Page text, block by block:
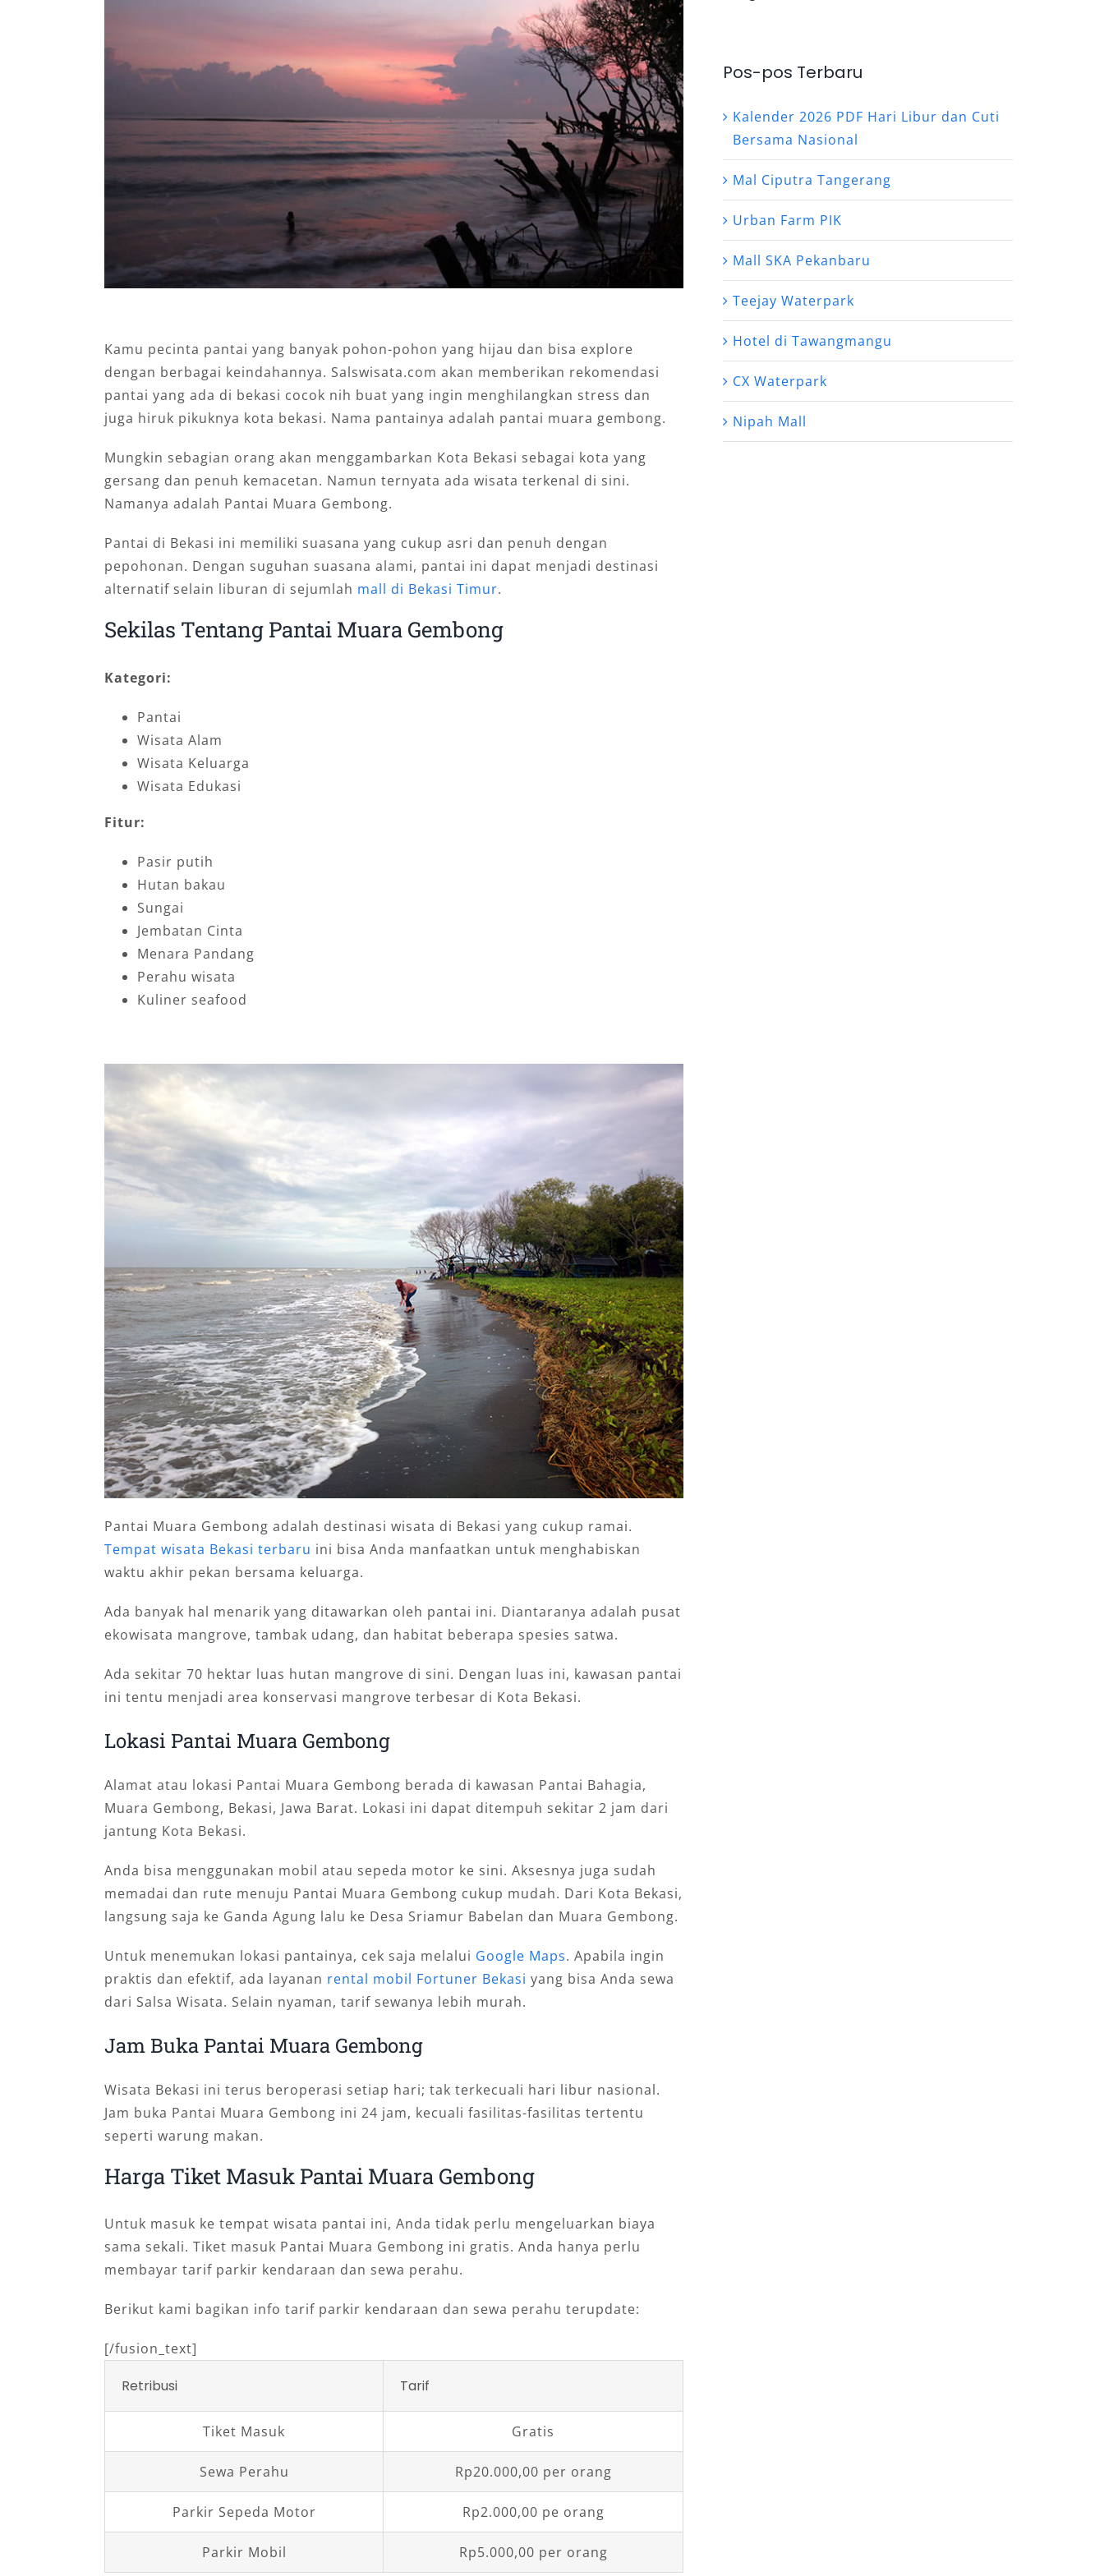
Kamu pecinta pantai yang banyak pohon-pohon yang hijau dan bisa explore
dengan berbagai keindahannya. Salswisata.com akan memberikan rekomendasi
pantai yang ada di bekasi cocok nih buat yang ingin menghilangkan stress dan
juga hiruk pikuknya kota bekasi. Nama pantainya adalah pantai muara gembong.
Mungkin sebagian orang akan menggambarkan Kota Bekasi sebagai kota yang
gersang dan penuh kemacetan. Namun ternyata ada wisata terkenal di sini.
Namanya adalah Pantai Muara Gembong.
Pantai di Bekasi ini memiliki suasana yang cukup asri dan penuh dengan
pepohonan. Dengan suguhan suasana alami, pantai ini dapat menjadi destinasi
alternatif selain liburan di sejumlah mall di Bekasi Timur.
Sekilas Tentang Pantai Muara Gembong
Kategori:
Pantai
Wisata Alam
Wisata Keluarga
Wisata Edukasi
Fitur:
Pasir putih
Hutan bakau
Sungai
Jembatan Cinta
Menara Pandang
Perahu wisata
Kuliner seafood
Pantai Muara Gembong adalah destinasi wisata di Bekasi yang cukup ramai.
Tempat wisata Bekasi terbaru ini bisa Anda manfaatkan untuk menghabiskan
waktu akhir pekan bersama keluarga.
Ada banyak hal menarik yang ditawarkan oleh pantai ini. Diantaranya adalah pusat
ekowisata mangrove, tambak udang, dan habitat beberapa spesies satwa.
Ada sekitar 70 hektar luas hutan mangrove di sini. Dengan luas ini, kawasan pantai
ini tentu menjadi area konservasi mangrove terbesar di Kota Bekasi.
Lokasi Pantai Muara Gembong
Alamat atau lokasi Pantai Muara Gembong berada di kawasan Pantai Bahagia,
Muara Gembong, Bekasi, Jawa Barat. Lokasi ini dapat ditempuh sekitar 2 jam dari
jantung Kota Bekasi.
Anda bisa menggunakan mobil atau sepeda motor ke sini. Aksesnya juga sudah
memadai dan rute menuju Pantai Muara Gembong cukup mudah. Dari Kota Bekasi,
langsung saja ke Ganda Agung lalu ke Desa Sriamur Babelan dan Muara Gembong.
Untuk menemukan lokasi pantainya, cek saja melalui Google Maps. Apabila ingin
praktis dan efektif, ada layanan rental mobil Fortuner Bekasi yang bisa Anda sewa
dari Salsa Wisata. Selain nyaman, tarif sewanya lebih murah.
Jam Buka Pantai Muara Gembong
Wisata Bekasi ini terus beroperasi setiap hari; tak terkecuali hari libur nasional.
Jam buka Pantai Muara Gembong ini 24 jam, kecuali fasilitas-fasilitas tertentu
seperti warung makan.
Harga Tiket Masuk Pantai Muara Gembong
Untuk masuk ke tempat wisata pantai ini, Anda tidak perlu mengeluarkan biaya
sama sekali. Tiket masuk Pantai Muara Gembong ini gratis. Anda hanya perlu
membayar tarif parkir kendaraan dan sewa perahu.
Berikut kami bagikan info tarif parkir kendaraan dan sewa perahu terupdate:
[/fusion_text]
Retribusi Tarif
Tiket Masuk Gratis
Sewa Perahu Rp20.000,00 per orang
Parkir Sepeda Motor Rp2.000,00 pe orang
Parkir Mobil Rp5.000,00 per orang
Pos-pos Terbaru
Kalender 2026 PDF Hari Libur dan Cuti
Bersama Nasional
Mal Ciputra Tangerang
Urban Farm PIK
Mall SKA Pekanbaru
Teejay Waterpark
Hotel di Tawangmangu
CX Waterpark
Nipah Mall